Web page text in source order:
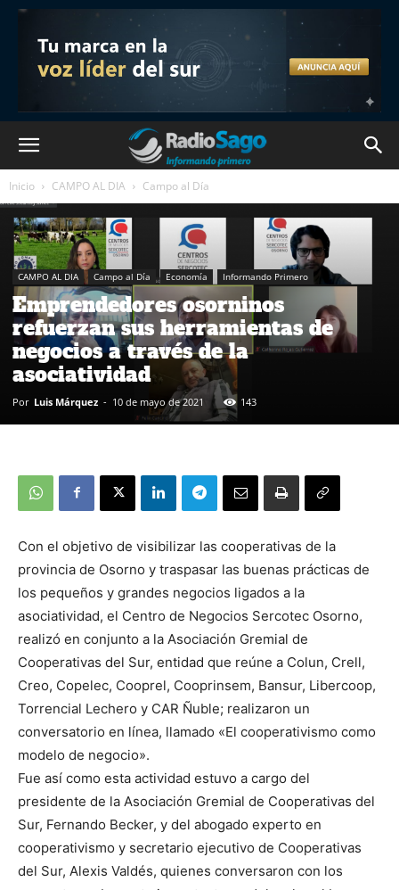
Inicio CAMPO AL DIA Campo al Día
CAMPO AL DIA Campo al Día Economía Informando Primero
Emprendedores osorninos
refuerzan sus herramientas de
negocios a través de la
asociatividad
Por Luis Márquez - 10 de mayo de 2021 143
Con el objetivo de visibilizar las cooperativas de la
provincia de Osorno y traspasar las buenas prácticas de
los pequeños y grandes negocios ligados a la
asociatividad, el Centro de Negocios Sercotec Osorno,
realizó en conjunto a la Asociación Gremial de
Cooperativas del Sur, entidad que reúne a Colun, Crell,
Creo, Copelec, Cooprel, Cooprinsem, Bansur, Libercoop,
Torrencial Lechero y CAR Ñuble; realizaron un
conversatorio en línea, llamado «El cooperativismo como
modelo de negocio».
Fue así como esta actividad estuvo a cargo del
presidente de la Asociación Gremial de Cooperativas del
Sur, Fernando Becker, y del abogado experto en
cooperativismo y secretario ejecutivo de Cooperativas
del Sur, Alexis Valdés, quienes conversaron con los